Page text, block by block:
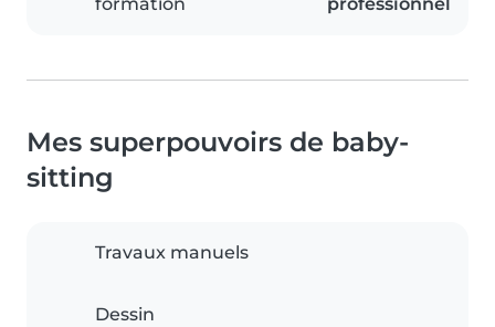
Mes superpouvoirs de baby-
sitting
Travaux manuels
Dessin